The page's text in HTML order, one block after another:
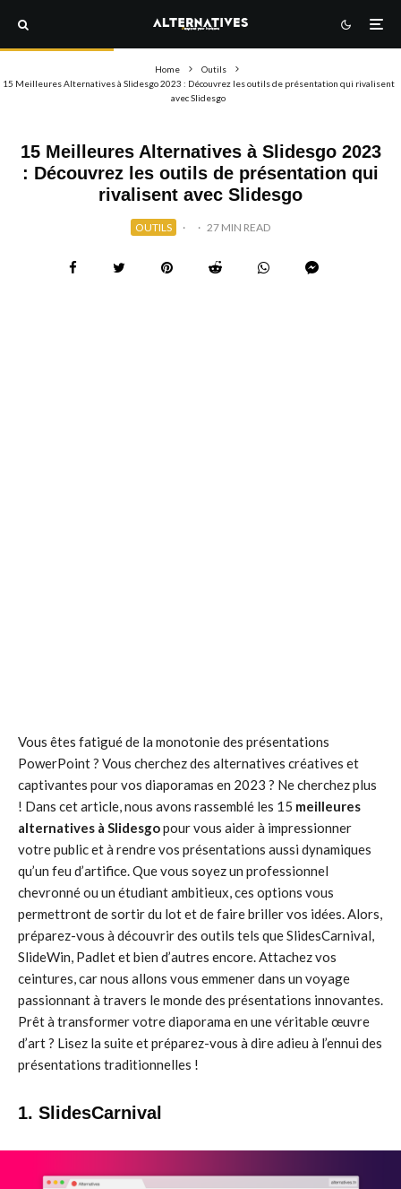
Home
Outils
15 Meilleures Alternatives à Slidesgo 2023 : Découvrez les outils de présentation qui rivalisent
avec Slidesgo
15 Meilleures Alternatives à Slidesgo 2023
: Découvrez les outils de présentation qui
rivalisent avec Slidesgo
OUTILS · · 27 MIN READ
Vous êtes fatigué de la monotonie des présentations
PowerPoint ? Vous cherchez des alternatives créatives et
captivantes pour vos diaporamas en 2023 ? Ne cherchez plus
! Dans cet article, nous avons rassemblé les 15 meilleures
alternatives à Slidesgopour vous aider à impressionner
votre public et à rendre vos présentations aussi dynamiques
qu’un feu d’artifice. Que vous soyez un professionnel
chevronné ou un étudiant ambitieux, ces options vous
permettront de sortir du lot et de faire briller vos idées. Alors,
préparez-vous à découvrir des outils tels que SlidesCarnival,
SlideWin, Padlet et bien d’autres encore. Attachez vos
ceintures, car nous allons vous emmener dans un voyage
passionnant à travers le monde des présentations innovantes.
Prêt à transformer votre diaporama en une véritable œuvre
d’art ? Lisez la suite et préparez-vous à dire adieu à l’ennui des
présentations traditionnelles !
1. SlidesCarnival